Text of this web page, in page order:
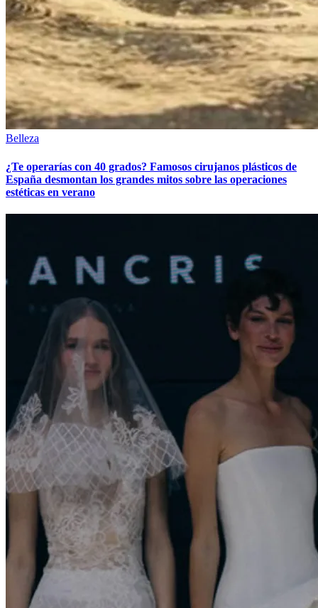
Belleza
¿Te operarías con 40 grados? Famosos cirujanos plásticos de
España desmontan los grandes mitos sobre las operaciones
estéticas en verano